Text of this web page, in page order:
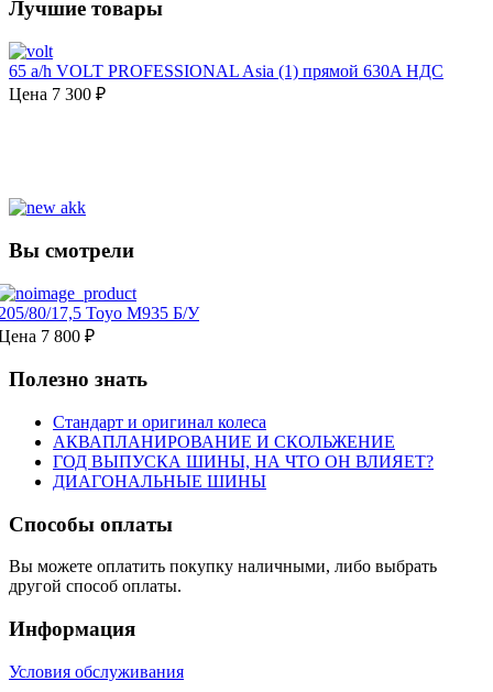
Лучшие товары
65 a/h VOLT PROFESSIONAL Asia (1) прямой 630A НДС
Цена 7 300 ₽
Вы смотрели
80/17,5 Toyo M935 Б/У
7 800 ₽
Полезно знать
Cтандарт и оригинал колеса
АКВАПЛАНИРОВАНИЕ И СКОЛЬЖЕНИЕ
ГОД ВЫПУСКА ШИНЫ, НА ЧТО ОН ВЛИЯЕТ?
ДИАГОНАЛЬНЫЕ ШИНЫ
Способы оплаты
Вы можете оплатить покупку наличными, либо выбрать
другой способ оплаты.
Информация
Условия обслуживания